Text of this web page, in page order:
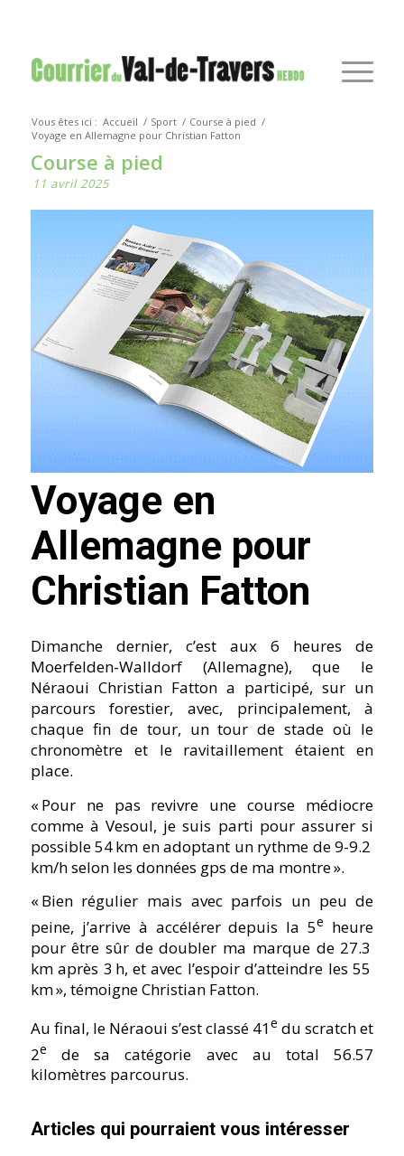
Vous êtes ici : Accueil / Sport / Course à pied /
Voyage en Allemagne pour Christian Fatton
Course à pied
11 avril 2025
Voyage en
Allemagne pour
Christian Fatton
Dimanche dernier, c’est aux 6 heures de
Moerfelden-Walldorf (Allemagne), que le
Néraoui Christian Fatton a participé, sur un
parcours forestier, avec, principalement, à
chaque fin de tour, un tour de stade où le
chronomètre et le ravitaillement étaient en
place.
« Pour ne pas revivre une course médiocre
comme à Vesoul, je suis parti pour assurer si
possible 54 km en adoptant un rythme de 9-9.2
km/h selon les données gps de ma montre ».
« Bien régulier mais avec parfois un peu de
peine, j’arrive à accélérer depuis la 5e heure
pour être sûr de doubler ma marque de 27.3
km après 3 h, et avec l’espoir d’atteindre les 55
km », témoigne Christian Fatton.
Au final, le Néraoui s’est classé 41e du scratch et
2e
de sa catégorie avec au total 56.57
kilomètres parcourus.
Articles qui pourraient vous intéresser